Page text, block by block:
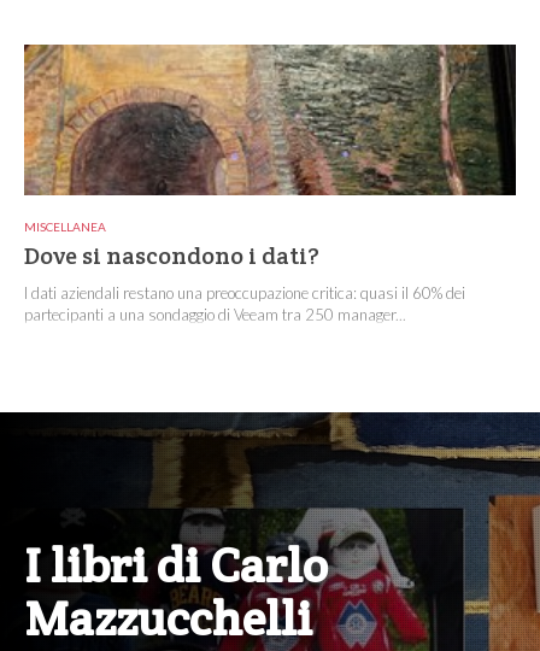
MISCELLANEA
Dove si nascondono i dati?
I dati aziendali restano una preoccupazione critica: quasi il 60% dei
partecipanti a una sondaggio di Veeam tra 250 manager...
I libri di Carlo
Mazzucchelli